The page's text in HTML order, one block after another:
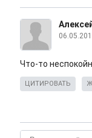
Что-то
ЦИТИРОВАТЬ